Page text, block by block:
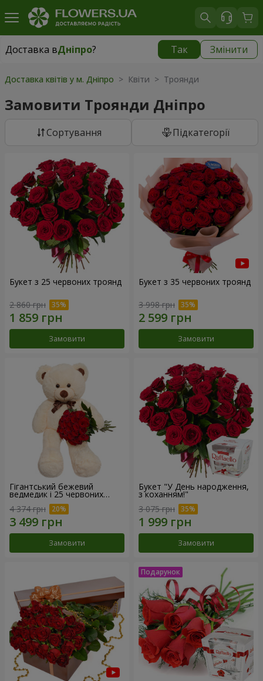
Доставка вДніпро? Так Змінити
Доставка вДніпро|
Доставка квітів у м. Дніпро > Квіти > Троянди
Замовити Троянди Дніпро
Сортування Підкатегорії
Букет з 25 червоних троянд
2 860 грн
Замовити
Букет з 35 червоних троянд
3 998 грн
Замовити
Гігантський бежевий
ведмедик і 25 червоних
троянд
4 374 грн
Замовити
Букет "У День народження,
з коханням!"
3 075 грн
Замовити